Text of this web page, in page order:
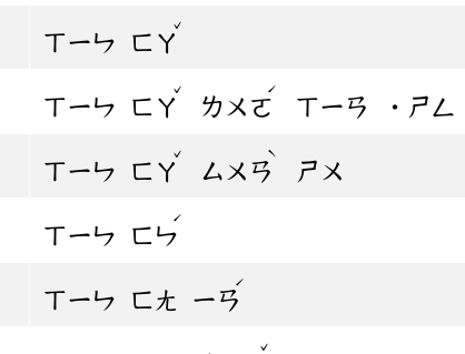
ㄒㄧㄣ ㄈㄚ
ˇ
ㄒㄧㄣ ㄈㄚ
ˇ
ㄌㄨㄛ
ˊ
ㄒㄧㄢ ˙ㄕㄥ
ㄒㄧㄣ ㄈㄚ
ˇ
ㄙㄨㄢ
ˋ
ㄕㄨ
ㄒㄧㄣ ㄈㄣ
ˊ
ㄒㄧㄣ ㄈㄤ ㄧㄢ
ˊ
ˇ